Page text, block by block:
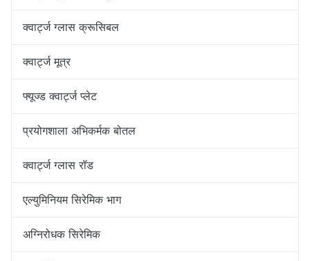
क्वार्ट्ज ग्लास क्रूसिबल
क्वार्ट्ज मूत्र
फ्यूज्ड क्वार्ट्ज प्लेट
प्रयोगशाला अभिकर्मक बोतल
क्वार्ट्ज ग्लास रॉड
एल्युमिनियम सिरेमिक भाग
अग्निरोधक सिरेमिक